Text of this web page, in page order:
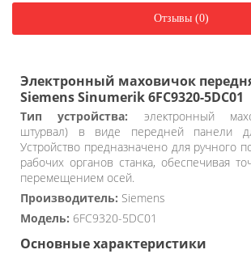
Отзывы (0)
Электронный маховичок
Siemens Sinumerik 6FC9320-5DC01
Тип устройства: электронный
штурвал) в виде передней панели
Устройство предназначено для ручного
рабочих органов станка, обеспечивая
перемещением осей.
Производитель: Siemens
Модель: 6FC9320-5DC01
Основные характеристики